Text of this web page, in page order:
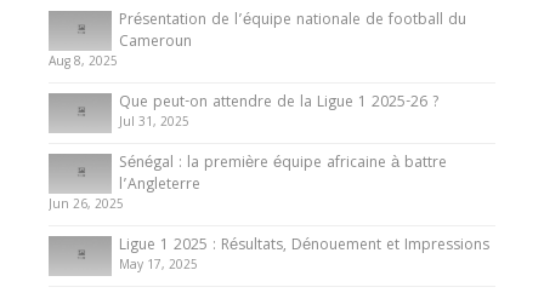
Tout ce que vous devez savoir sur la Coupe
d’Afrique des Nations
10 May 2024
Internationales
Présentation de l’équipe nationale de football
du Cameroun
8 August 2025
Présentation de l’équipe nationale de football du
Cameroun
Aug 8, 2025
Que peut-on attendre de la Ligue 1 2025-26 ?
Jul 31, 2025
Sénégal : la première équipe africaine à battre
l’Angleterre
Jun 26, 2025
Ligue 1 2025 : Résultats, Dénouement et Impressions
May 17, 2025